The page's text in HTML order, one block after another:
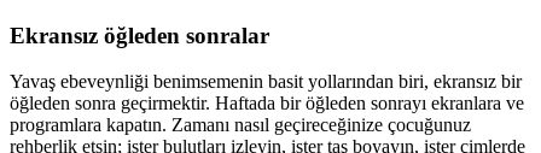
Ekransız öğleden sonralar
Yavaş ebeveynliği benimsemenin basit yollarından biri, ekransız bir
öğleden sonra geçirmektir. Haftada bir öğleden sonrayı ekranlara ve
programlara kapatın. Zamanı nasıl geçireceğinize çocuğunuz
rehberlik etsin; ister bulutları izleyin, ister taş boyayın, ister çimlerde